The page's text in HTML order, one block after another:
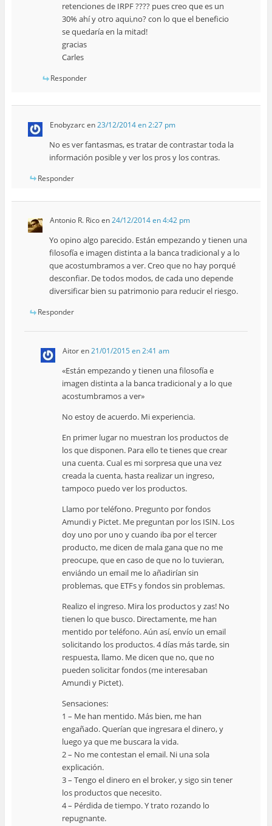
retenciones de IRPF ???? pues creo que es un
30% ahí y otro aqui,no? con lo que el beneficio
se quedaría en la mitad!
gracias
Carles
Responder
Enobyzarcen23/12/2014 en 2:27 pm
No es ver fantasmas, es tratar de contrastar toda la
información posible y ver los pros y los contras.
Responder
Antonio R. Ricoen24/12/2014 en 4:42 pm
Yo opino algo parecido. Están empezando y tienen una
filosofía e imagen distinta a la banca tradicional y a lo
que acostumbramos a ver. Creo que no hay porqué
desconfiar. De todos modos, de cada uno depende
diversificar bien su patrimonio para reducir el riesgo.
Responder
Aitoren21/01/2015 en 2:41 am
«Están empezando y tienen una filosofía e
imagen distinta a la banca tradicional y a lo que
acostumbramos a ver»
No estoy de acuerdo. Mi experiencia.
En primer lugar no muestran los productos de
los que disponen. Para ello te tienes que crear
una cuenta. Cual es mi sorpresa que una vez
creada la cuenta, hasta realizar un ingreso,
tampoco puedo ver los productos.
Llamo por teléfono. Pregunto por fondos
Amundi y Pictet. Me preguntan por los ISIN. Los
doy uno por uno y cuando iba por el tercer
producto, me dicen de mala gana que no me
preocupe, que en caso de que no lo tuvieran,
enviándo un email me lo añadirían sin
problemas, que ETFs y fondos sin problemas.
Realizo el ingreso. Mira los productos y zas! No
tienen lo que busco. Directamente, me han
mentido por teléfono. Aún así, envío un email
solicitando los productos. 4 días más tarde, sin
respuesta, llamo. Me dicen que no, que no
pueden solicitar fondos (me interesaban
Amundi y Pictet).
Sensaciones:
1 – Me han mentido. Más bien, me han
engañado. Querían que ingresara el dinero, y
luego ya que me buscara la vida.
2 – No me contestan el email. Ni una sola
explicación.
3 – Tengo el dinero en el broker, y sigo sin tener
los productos que necesito.
4 – Pérdida de tiempo. Y trato rozando lo
repugnante.